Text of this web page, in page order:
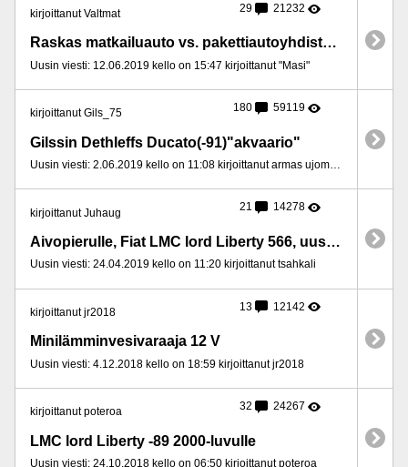
kirjoittanut Valtmat 29 21232
Raskas matkailuauto vs. pakettiautoyhdistelmä
Uusin viesti: 12.06.2019 kello on 15:47 kirjoittanut "Masi"
kirjoittanut Gils_75 180 59119
Gilssin Dethleffs Ducato(-91)"akvaario"
Uusin viesti: 2.06.2019 kello on 11:08 kirjoittanut armas ujomieli
kirjoittanut Juhaug 21 14278
Aivopierulle, Fiat LMC lord Liberty 566, uusi elämä
Uusin viesti: 24.04.2019 kello on 11:20 kirjoittanut tsahkali
kirjoittanut jr2018 13 12142
Minilämminvesivaraaja 12 V
Uusin viesti: 4.12.2018 kello on 18:59 kirjoittanut jr2018
kirjoittanut poteroa 32 24267
LMC lord Liberty -89 2000-luvulle
Uusin viesti: 24.10.2018 kello on 06:50 kirjoittanut poteroa